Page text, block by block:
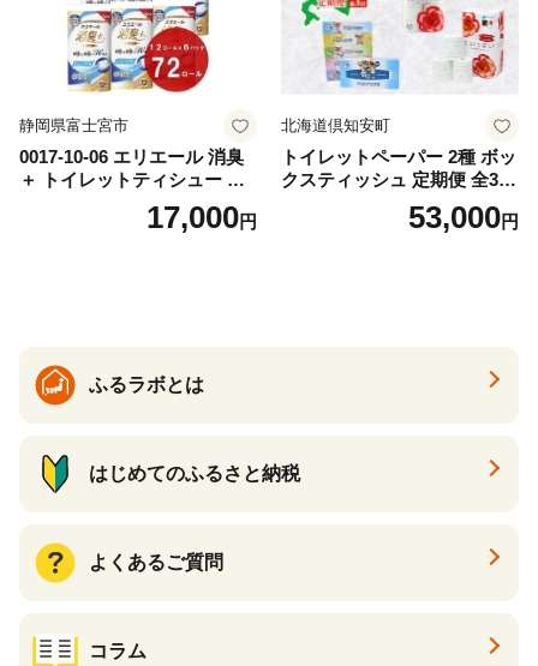
静岡県富士宮市
0017-10-06 エリエール 消臭
＋ トイレットティシュー し
っかり香るフレッシュクリア
の香り ダブル 12ロール×6パ
17,000円
北海道倶知安町
トイレットペーパー 2種 ボッ
クスティッシュ 定期便 全3
回 日本製 まとめ買い 防災
常備品 日用雑貨 消耗品 生活
53,000円
ふるラボとは
はじめてのふるさと納税
よくあるご質問
コラム